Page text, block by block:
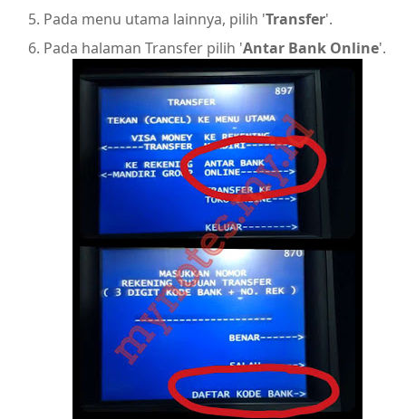
Pada menu utama lainnya, pilih 'Transfer'.
Pada halaman Transfer pilih 'Antar Bank Online'.